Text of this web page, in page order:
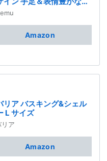
滑り止め 机の装飾に最適
Amazon
リア バスキング&シェル
L サイズ
リア
Amazon